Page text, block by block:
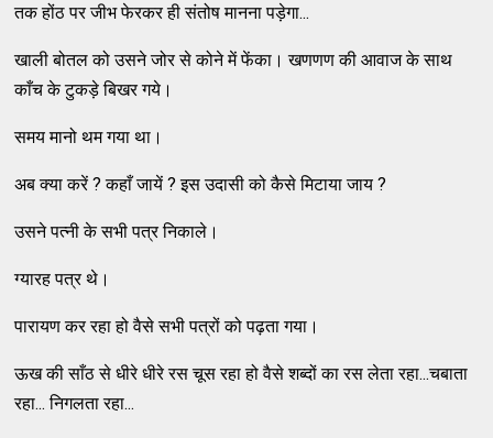
तक होंठ पर जीभ फेरकर ही संतोष मानना पड़ेगा...
खाली बोतल को उसने जोर से कोने में फेंका। खणणण की आवाज के साथ
काँच के टुकड़े बिखर गये।
समय मानो थम गया था।
अब क्या करें ? कहाँ जायें ? इस उदासी को कैसे मिटाया जाय ?
उसने पत्नी के सभी पत्र निकाले।
ग्यारह पत्र थे।
पारायण कर रहा हो वैसे सभी पत्रों को पढ़ता गया।
ऊख की साँठ से धीरे धीरे रस चूस रहा हो वैसे शब्दों का रस लेता रहा...चबाता
रहा... निगलता रहा...